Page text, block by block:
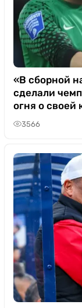
«В сборной
сделали
огня о своей
3566